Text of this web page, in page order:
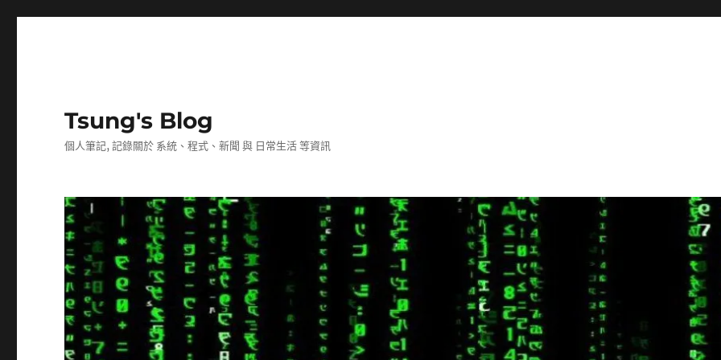
Tsung's Blog
個人筆記, 記錄關於 系統、程式、新聞 與 日常生活 等資訊